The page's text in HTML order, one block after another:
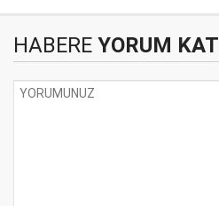
HABERE YORUM KAT